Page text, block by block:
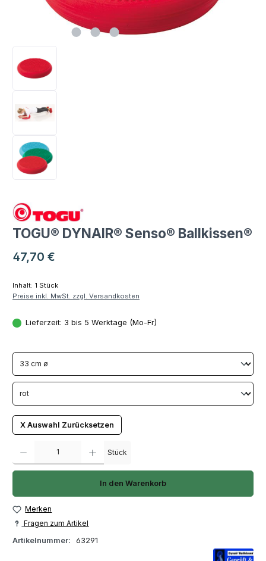
TOGU® DYNAIR® Senso® Ballkissen®
Regulärer Preis:
47,70 €
Inhalt: 1 Stück
Preise inkl. MwSt. zzgl. Versandkosten
Lieferzeit: 3 bis 5 Werktage (Mo-Fr)
X Auswahl Zurücksetzen
Stück
In den Warenkorb
Merken
Fragen zum Artikel
Artikelnummer:
63291